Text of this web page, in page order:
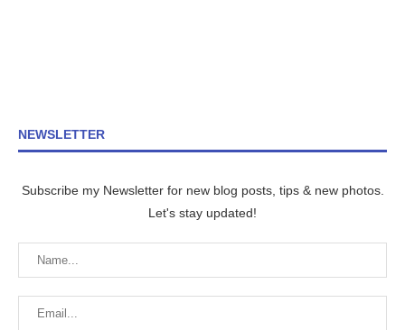
NEWSLETTER
Subscribe my Newsletter for new blog posts, tips & new photos.
Let's stay updated!